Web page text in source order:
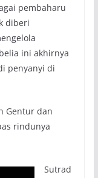
pembaharu
diberi
ini akhirnya
penyanyi di
Gentur dan
rindunya
Sutrad